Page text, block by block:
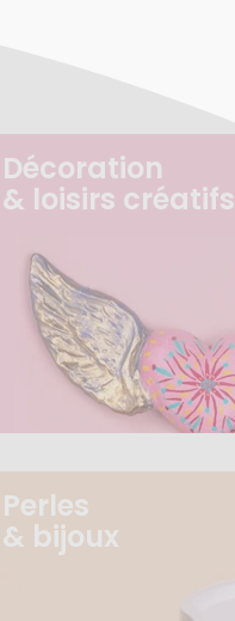
Décoration
& loisirs créatifs
Perles
& bijoux